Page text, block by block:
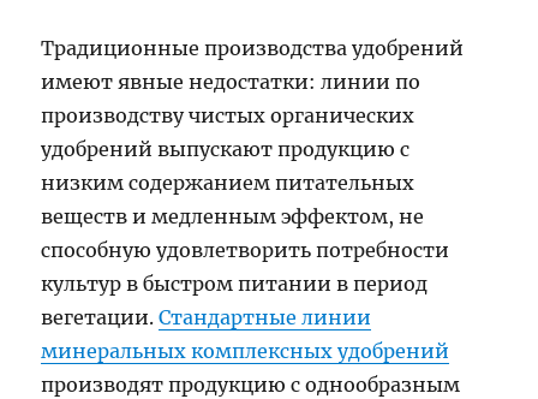
Традиционные производства удобрений
имеют явные недостатки: линии по
производству чистых органических
удобрений выпускают продукцию с
низким содержанием питательных
веществ и медленным эффектом, не
способную удовлетворить потребности
культур в быстром питании в период
вегетации.Стандартные линии
минеральных комплексных удобрений
производят продукцию с однообразным